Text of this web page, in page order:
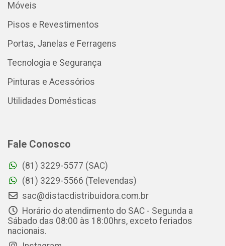
Móveis
Pisos e Revestimentos
Portas, Janelas e Ferragens
Tecnologia e Segurança
Pinturas e Acessórios
Utilidades Domésticas
Fale Conosco
(81) 3229-5577 (SAC)
(81) 3229-5566 (Televendas)
sac@distacdistribuidora.com.br
Horário do atendimento do SAC - Segunda a
Sábado das 08:00 às 18:00hrs, exceto feriados
nacionais.